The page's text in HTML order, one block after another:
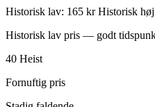
Historisk lav: 165 kr Historisk
Historisk lav pris — godt
40 Heist
Fornuftig pris